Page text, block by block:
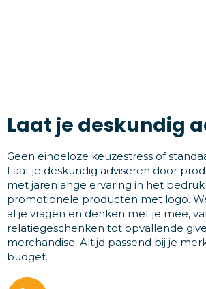
Laat je deskundig
Geen eindeloze keuzestress of
Laat je deskundig adviseren door
met jarenlange ervaring in het
promotionele producten met logo.
al je vragen en denken met je mee,
relatiegeschenken tot opvallende
merchandise. Altijd passend bij je
budget.